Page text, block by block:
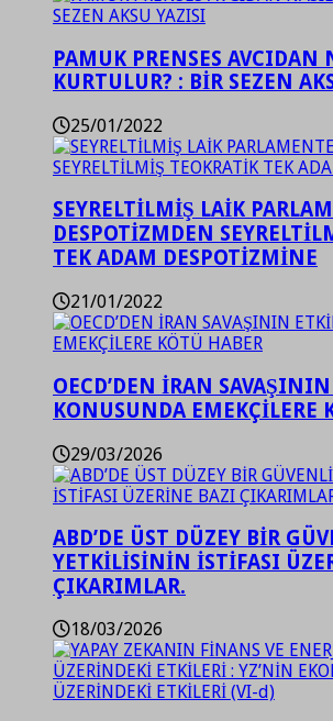
PAMUK PRENSES AVCIDAN
KURTULUR? : BİR SEZEN
25/01/2022
SEYRELTİLMİŞ LAİK
DESPOTİZMDEN
TEK ADAM DESPOTİZMİNE
21/01/2022
OECD’DEN İRAN
KONUSUNDA EMEKÇİLERE
29/03/2026
ABD’DE ÜST DÜZEY BİR
YETKİLİSİNİN İSTİFASI
ÇIKARIMLAR.
18/03/2026